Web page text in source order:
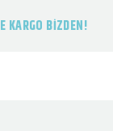
KARGO BIZDEN!